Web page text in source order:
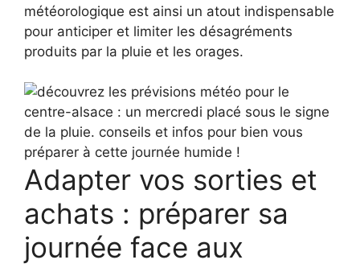
météorologique est ainsi un atout indispensable
pour anticiper et limiter les désagréments
produits par la pluie et les orages.
Adapter vos sorties et
achats : préparer sa
journée face aux